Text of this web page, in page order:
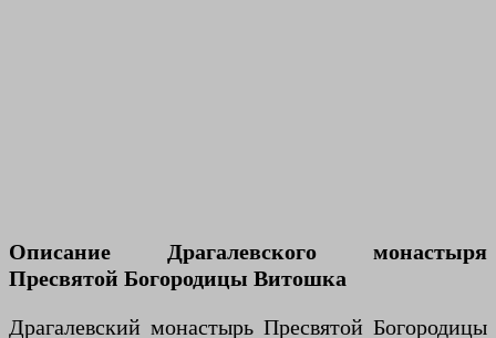
Описание Драгалевского монастыря
Пресвятой Богородицы Витошка
Драгалевский монастырь Пресвятой Богородицы